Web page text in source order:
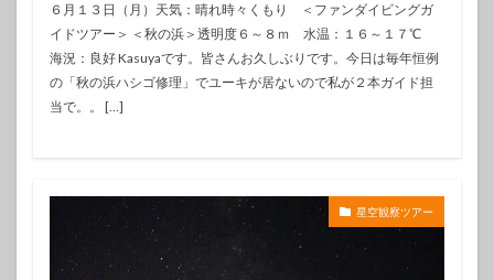
６月１３日（月）天気：晴れ時々くもり ＜ファンダイビングガ
イドツアー＞ ＜秋の浜＞透明度６～８ｍ 水温：１６～１７℃
海況：良好 Kasuyaです。皆さんお久しぶりです。今日は毎年恒例
の「秋の浜ハシゴ修理」でユーキが居ないので私が２本ガイド担
当で。。 […]
星空観察ツアー